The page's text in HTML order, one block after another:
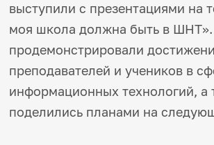
выступили с презентациями на
моя школа должна быть в
продемонстрировали
преподавателей и учеников в
информационных технологий, а
поделились планами на